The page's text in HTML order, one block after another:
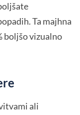
Ta majhna
boljšo vizualno
ali